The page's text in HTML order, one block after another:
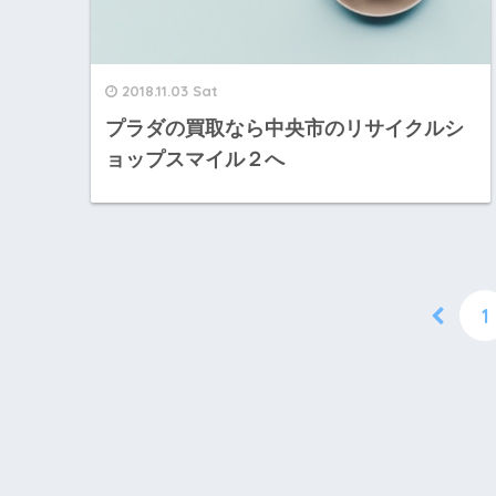
2018.11.03 Sat
プラダの買取なら中央市のリサイクルシ
ョップスマイル２へ
1